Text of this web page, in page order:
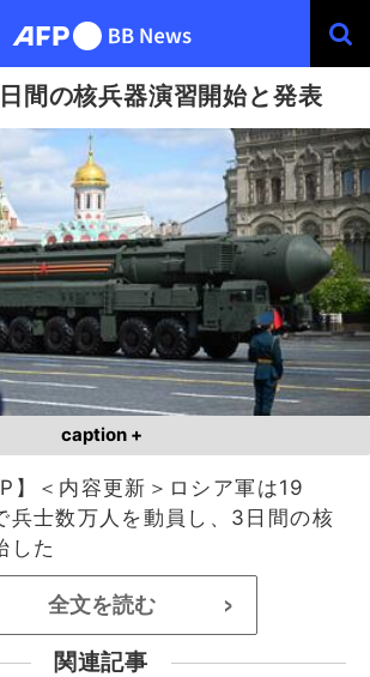
間の核兵器演習開始と発表
caption +
】＜内容更新＞ロシア軍は19
兵士数万人を動員し、3日間の核
した
全文を読む >
関連記事